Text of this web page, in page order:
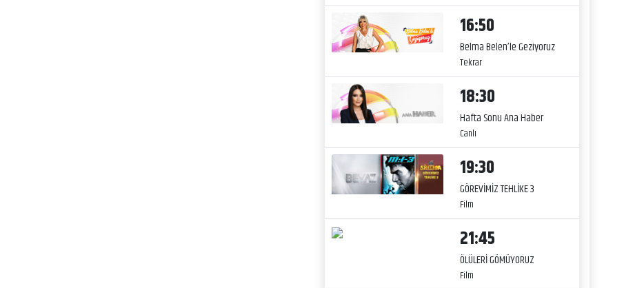
16:50
Belma Belen’le Geziyoruz
Tekrar
18:30
Hafta Sonu Ana Haber
Canlı
19:30
GÖREVİMİZ TEHLİKE 3
Film
21:45
ÖLÜLERİ GÖMÜYORUZ
Film